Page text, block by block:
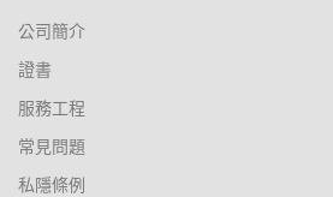
公司簡介
證書
服務工程
常見問題
私隱條例